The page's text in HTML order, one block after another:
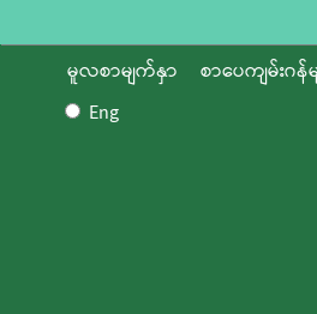
မူလစာမျက်နှာ စာပေကျမ်းဂန်မ
Eng